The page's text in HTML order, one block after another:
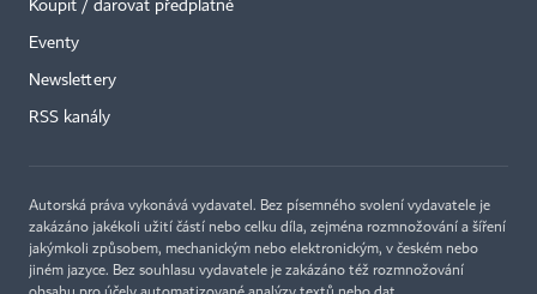
Koupit / darovat předplatné
Eventy
Newslettery
RSS kanály
Autorská práva vykonává vydavatel. Bez písemného svolení vydavatele je
zakázáno jakékoli užití částí nebo celku díla, zejména rozmnožování a šíření
jakýmkoli způsobem, mechanickým nebo elektronickým, v českém nebo
jiném jazyce. Bez souhlasu vydavatele je zakázáno též rozmnožování